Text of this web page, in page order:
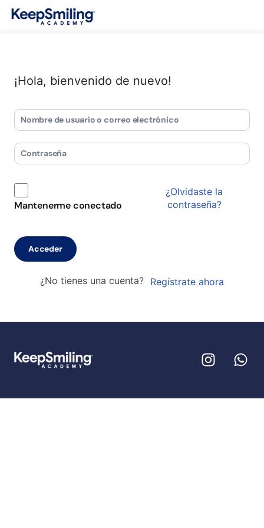
¡Hola, bienvenido de nuevo!
Mantenerme conectado
¿Olvidaste la
contraseña?
Acceder
¿No tienes una cuenta? Regístrate ahora